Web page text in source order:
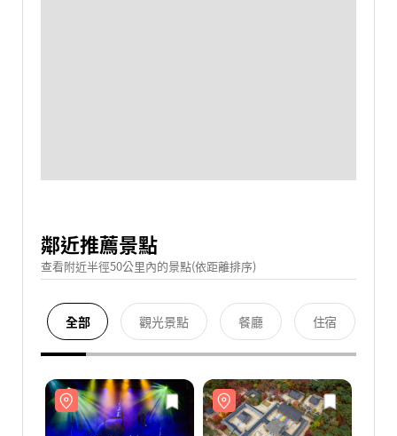
鄰近推薦景點
查看附近半徑50公里內的景點(依距離排序)
全部 觀光景點 餐廳 住宿